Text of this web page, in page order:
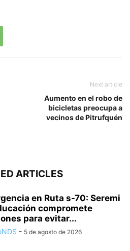
Next article
Aumento en el robo de
bicicletas preocupa a
vecinos de Pitrufquén
ARTICLES
en Ruta s-70: Seremi
compromete
para evitar...
- 5 de agosto de 2026